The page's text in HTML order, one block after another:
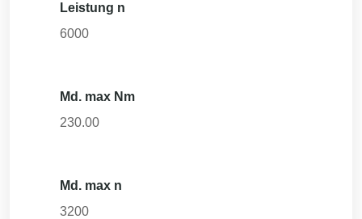
Leistung n
6000
Md. max Nm
230.00
Md. max n
3200